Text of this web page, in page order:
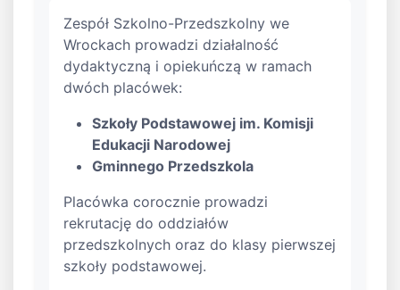
Zespół Szkolno-Przedszkolny we
Wrockach prowadzi działalność
dydaktyczną i opiekuńczą w ramach
dwóch placówek:
Szkoły Podstawowej im. Komisji
Edukacji Narodowej
Gminnego Przedszkola
Placówka corocznie prowadzi
rekrutację do oddziałów
przedszkolnych oraz do klasy pierwszej
szkoły podstawowej.